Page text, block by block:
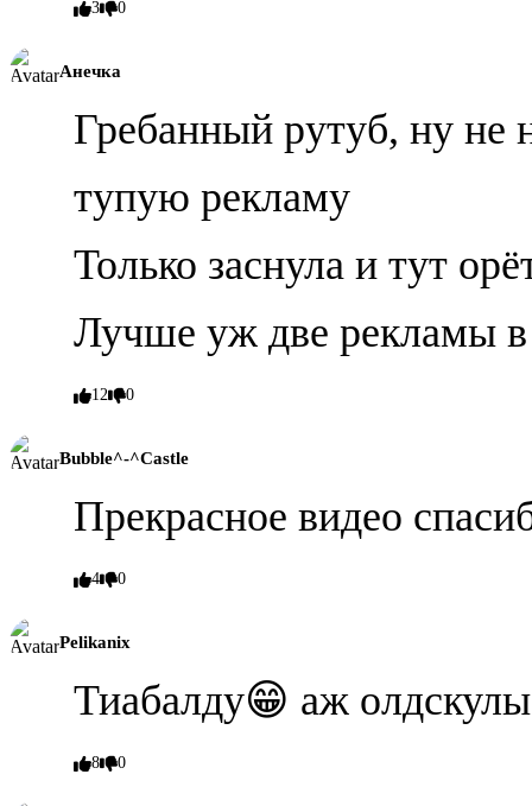
3 0
Анечка
Гребанный рутуб, ну не
тупую рекламу
Только заснула и тут
Лучше уж две рекламы в
12 0
Bubble^-^Castle
Прекрасное видео
4 0
Pelikanix
Тиабалду😁 аж
8 0